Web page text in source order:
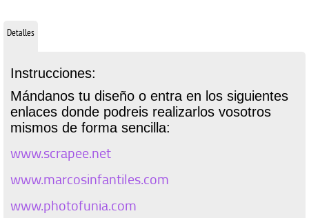
Detalles
Instrucciones:
Mándanos tu diseño o entra en los siguientes
enlaces donde podreis realizarlos vosotros
mismos de forma sencilla:
www.scrapee.net
www.marcosinfantiles.com
www.photofunia.com